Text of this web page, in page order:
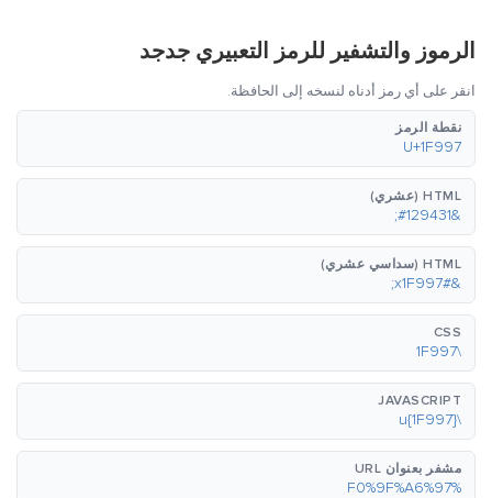
الرموز والتشفير للرمز التعبيري جدجد
انقر على أي رمز أدناه لنسخه إلى الحافظة.
نقطة الرمز
U+1F997
HTML (عشري)
&#129431;
HTML (سداسي عشري)
&#x1F997;
CSS
\1F997
JAVASCRIPT
\u{1F997}
مشفر بعنوان URL
%F0%9F%A6%97